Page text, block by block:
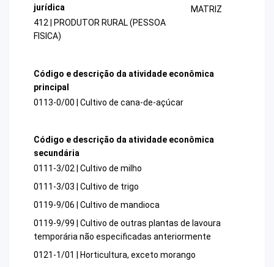
jurídica
412 | PRODUTOR RURAL (PESSOA
FISICA)
MATRIZ
Código e descrição da atividade econômica
principal
0113-0/00 | Cultivo de cana-de-açúcar
Código e descrição da atividade econômica
secundária
0111-3/02 | Cultivo de milho
0111-3/03 | Cultivo de trigo
0119-9/06 | Cultivo de mandioca
0119-9/99 | Cultivo de outras plantas de lavoura
temporária não especificadas anteriormente
0121-1/01 | Horticultura, exceto morango